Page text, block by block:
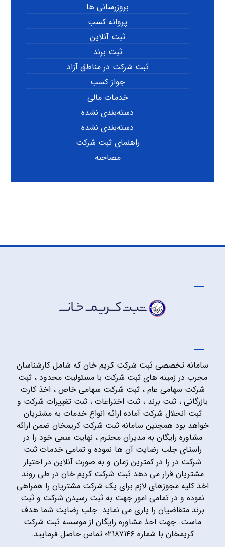
بروزرسانی ها
پروانه کسب
ثبت آنلاین
ثبت برند
ثبت شرکت در مناطق آزاد
جواز کسب
خدمات مالی
دسته‌بندی نشده
دسته‌بندی نشده
راهنمای ثبت شرکت
مصاحبه
سامانه تخصصی ثبت شرکت کریم خان که شامل کارشناسان
مجرب در زمینه های ثبت شرکت با مسئولیت محدود ، ثبت
شرکت سهامی عام ، ثبت شرکت سهامی خاص ، اخذ کارت
بازرگانی ، ثبت برند ، ثبت اختراعات ، ثبت تغییرات شرکت و
ثبت انحلال شرکت آماده ارائه انواع خدمات به مشتریان
خواهد بود همچنین سامانه ثبت شرکت کریمخان ضمن ارائه
مشاوره رایگان به مدیران محترم ، نهایت سعی خود را در
راستای جلب رضایت آن ها نموده و تمامی خدمات ثبت
شرکت در را در کمترین زمان و به صورت آنلاین در اختیار
مشتریان قرار می دهد.ثبت شرکت کریم خان در طی روند
اخذ کلیه مجوزهای لازم برای یک شرکت مشتریان را همراهی
نموده و در تمامی امور جهت به ثبت رسیدن شرکت و ثبت
برند متقاضیان را یاری می نماید. جلب رضایت شما هدف
ماست. جهت اخذ مشاوره رایگان از موسسه ثبت شرکت
کریمخان با شماره ۰۲۱۸۷۱۴۶ تماس حاصل فرمایید.